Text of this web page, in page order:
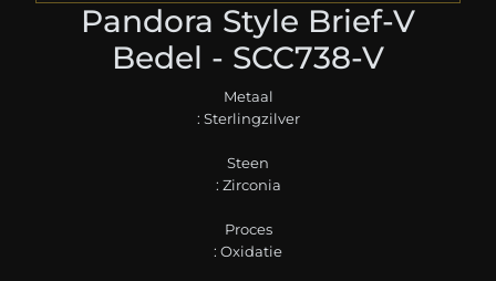
Pandora Style Brief-V
Bedel - SCC738-V
Metaal
: Sterlingzilver
Steen
: Zirconia
Proces
: Oxidatie